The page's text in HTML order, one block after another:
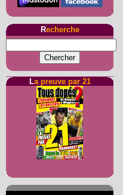
Recherche
La preuve par 21